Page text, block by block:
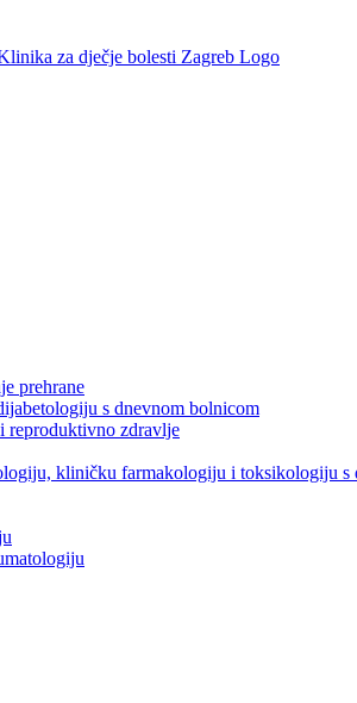
prehrane
s dnevnom bolnicom
reproduktivno zdravlje
kliničku farmakologiju i toksikologiju s